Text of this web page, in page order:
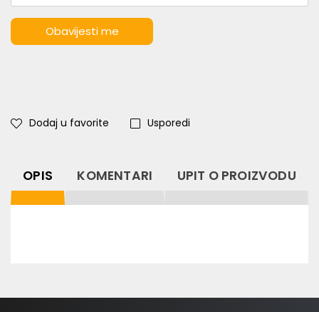
Obavijesti me
Dodaj u favorite Usporedi
OPIS KOMENTARI UPIT O PROIZVODU